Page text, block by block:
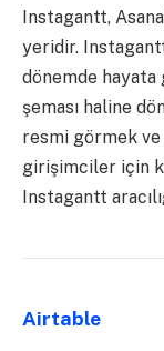
Instagantt,
yeridir. Instagantt
dönemde
şeması haline
resmi görmek
girişimciler için
Instagantt
Airtable